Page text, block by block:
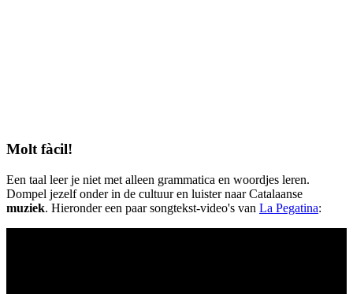
Molt fàcil!
Een taal leer je niet met alleen grammatica en woordjes leren.
Dompel jezelf onder in de cultuur en luister naar Catalaanse
muziek. Hieronder een paar songtekst-video's van La Pegatina: